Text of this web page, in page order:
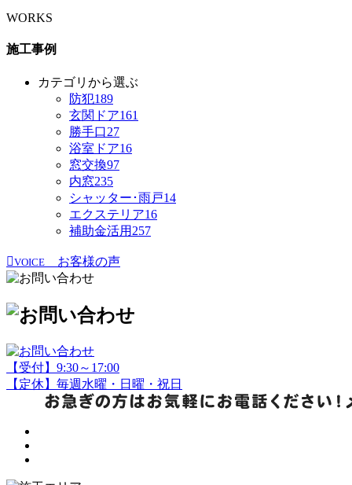
WORKS
施工事例
カテゴリから選ぶ
防犯189
玄関ドア161
勝手口27
浴室ドア16
窓交換97
内窓235
シャッター･雨戸14
エクステリア16
補助金活用 257
VOICE お客様の声
【受付】9:30～17:00
【定休】毎週水曜・日曜・祝日